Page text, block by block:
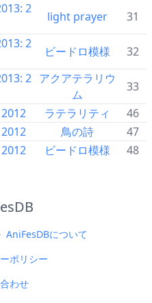
2
light prayer 31
2
ビードロ模様 32
2 アクアテラリウ
ム
33
ラテラリティ
46
鳥の詩
47
ビードロ模様 48
AniFesDBについて
ポリシー
わせ